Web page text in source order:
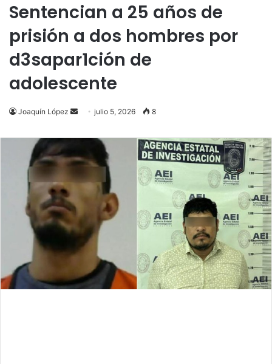
Sentencian a 25 años de
prisión a dos hombres por
d3sapar1ción de
adolescente
Joaquín López
Send
email
julio 5, 2026 8